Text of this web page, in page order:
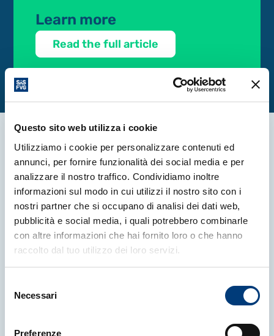
Questo sito web utilizza i cookie
Utilizziamo i cookie per personalizzare contenuti ed
annunci, per fornire funzionalità dei social media e per
analizzare il nostro traffico. Condividiamo inoltre
informazioni sul modo in cui utilizzi il nostro sito con i
nostri partner che si occupano di analisi dei dati web,
pubblicità e social media, i quali potrebbero combinarle
con altre informazioni che hai fornito loro o che hanno
raccolto dal tuo utilizzo dei loro servizi.
delNecessari
Preferenze
Learn more
Read the full article
More news